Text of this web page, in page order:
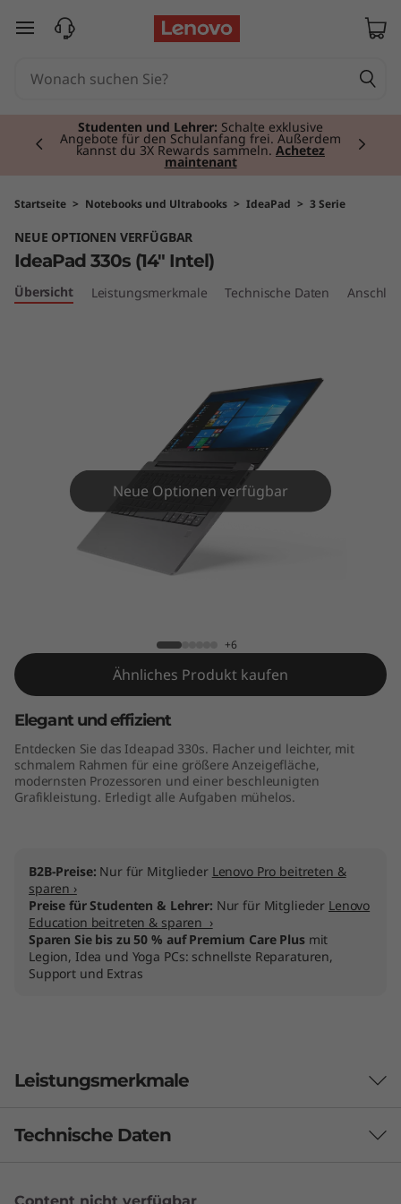
a
d
3
e
zum Hauptinhalt springen
Studenten und Lehrer: Schalte exklusive
Angebote für den Schulanfang frei. Außerdem
kannst du 3X Rewards sammeln. Achetez
maintenant
Currently displaying item 2 of 3
Startseite > Notebooks und Ultrabooks > IdeaPad > 3 Serie
NEUE OPTIONEN VERFÜGBAR
IdeaPad 330s (14" Intel)
Übersicht Leistungsmerkmale Technische Daten
Neue Optionen verfügbar
+6
Ähnliches Produkt kaufen
Elegant und effizient
Entdecken Sie das Ideapad 330s. Flacher und leichter, mit
schmalem Rahmen für eine größere Anzeigefläche,
modernsten Prozessoren und einer beschleunigten
Grafikleistung. Erledigt alle Aufgaben mühelos.
B2B-Preise: Nur für Mitglieder Lenovo Pro beitreten &
sparen ›
Preise für Studenten & Lehrer: Nur für Mitglieder Lenovo
Education beitreten & sparen ›
Sparen Sie bis zu 50 % auf Premium Care Plusmit
Legion, Idea und Yoga PCs: schnellste Reparaturen,
Support und Extras
Leistungsmerkmale
Technische Daten
Leistung